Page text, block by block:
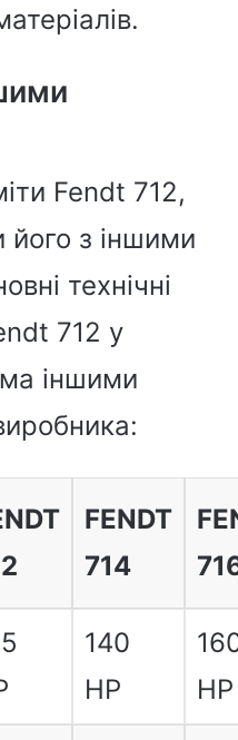
Fendt 712,
його з іншими
технічні
712 у
іншими
FENDT
714
140
HP
HP